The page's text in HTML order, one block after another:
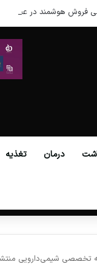
فروش هوشمند در عصر نوین
درمان تغذیه